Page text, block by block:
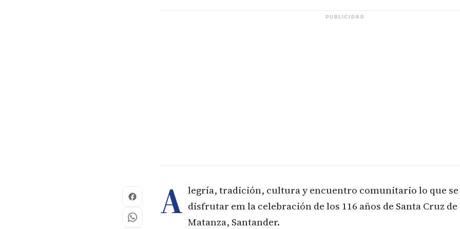
PUBLICIDAD
A legría, tradición, cultura y encuentro comunitario lo que
disfrutar em la celebración de los 116 años de Santa Cruz
Matanza, Santander.